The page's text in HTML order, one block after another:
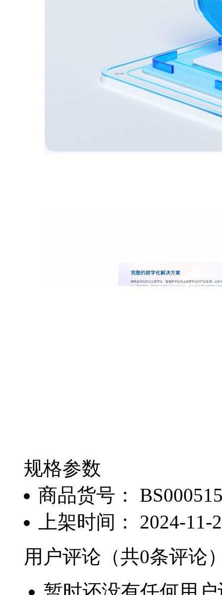
规格参数
商品货号：
上架时间：
2024-11-
用户评论 （共0条评论